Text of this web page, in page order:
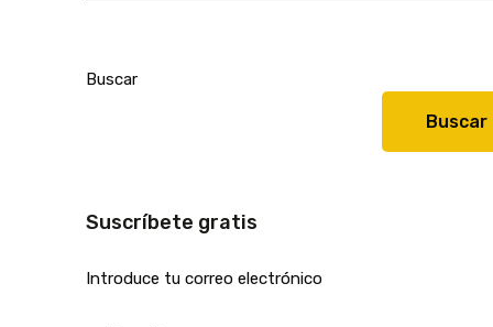
Buscar
Buscar
Suscríbete gratis
Introduce tu correo electrónico